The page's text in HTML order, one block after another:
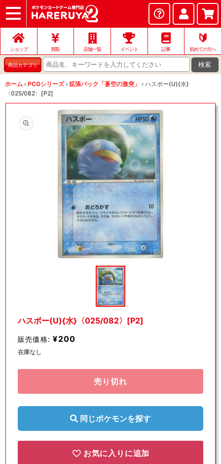
ショップ
店頭買取
ネット買取
店舗一覧
イベント
お問い合わせ
ショップ 買取 店舗一覧 イベント 記事
🔰
初めての方へ
商品カテゴリ 検索
ホーム › PCGシリーズ › 拡張パック「蒼空の激突」 › ハスボー(U){水}
〈025/082〉[P2]
ィ
(1)
を
く
ハスボー(U){水}〈025/082〉[P2]
販売価格: ¥200
在庫なし
売り切れ
同じポケモンを探す
お気に入りに追加